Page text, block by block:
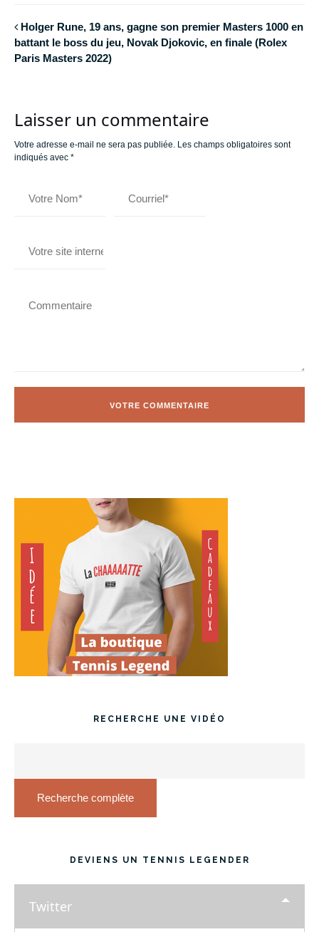
Holger Rune, 19 ans, gagne son premier Masters 1000 en
battant le boss du jeu, Novak Djokovic, en finale (Rolex
Paris Masters 2022)
Laisser un commentaire
Votre adresse e-mail ne sera pas publiée. Les champs obligatoires sont
indiqués avec *
RECHERCHE UNE VIDÉO
Recherche complète
DEVIENS UN TENNIS LEGENDER
Twitter